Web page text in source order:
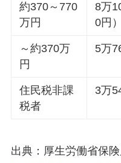
約370～770
万円
8万
0円
～約370万
円
5万
住民税非課
税者
3万
出典：厚生労働省保険